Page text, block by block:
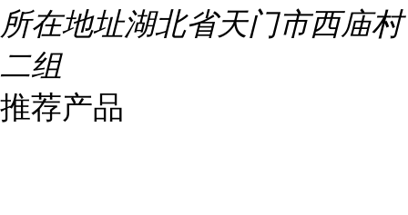
所在地址湖北省天门市西庙村
二组
推荐产品